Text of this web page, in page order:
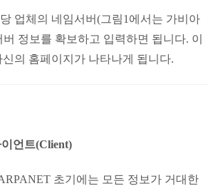
업체의 네임서버(그림1에서는 가비아
정보를 확보하고 입력하면 됩니다. 이
의 홈페이지가 나타나게 됩니다.
언트(Client)
초기에는 모든 정보가 거대한